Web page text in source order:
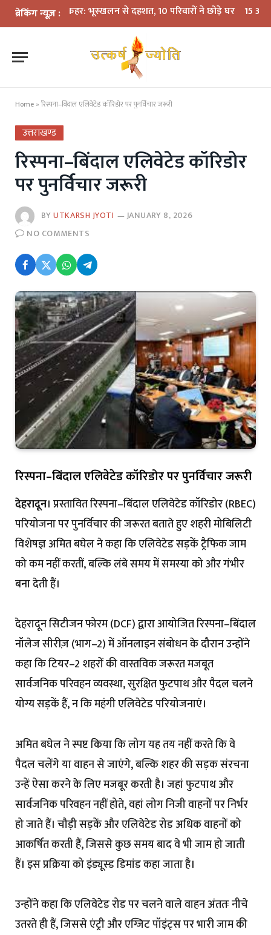
ब्रेकिंग न्यूज़ :
का कहर: भूस्खलन से दहशत, 10 परिवारों ने छोड़े घर 15 अगस्त तक
Home »रिस्पना–बिंदाल एलिवेटेड कॉरिडोर पर पुनर्विचार जरूरी
उत्तराखण्ड
रिस्पना–बिंदाल एलिवेटेड कॉरिडोर
पर पुनर्विचार जरूरी
BYUTKARSH JYOTI
JANUARY 8, 2026
NO COMMENTS
रिस्पना–बिंदाल एलिवेटेड कॉरिडोर पर पुनर्विचार जरूरी
देहरादून। प्रस्तावित रिस्पना–बिंदाल एलिवेटेड कॉरिडोर (RBEC)
परियोजना पर पुनर्विचार की जरूरत बताते हुए शहरी मोबिलिटी
विशेषज्ञ अमित बघेल ने कहा कि एलिवेटेड सड़कें ट्रैफिक जाम
को कम नहीं करतीं, बल्कि लंबे समय में समस्या को और गंभीर
बना देती हैं।
देहरादून सिटीजन फोरम (DCF) द्वारा आयोजित रिस्पना–बिंदाल
नॉलेज सीरीज़ (भाग–2) में ऑनलाइन संबोधन के दौरान उन्होंने
कहा कि टियर–2 शहरों की वास्तविक जरूरत मजबूत
सार्वजनिक परिवहन व्यवस्था, सुरक्षित फुटपाथ और पैदल चलने
योग्य सड़कें हैं, न कि महंगी एलिवेटेड परियोजनाएं।
अमित बघेल ने स्पष्ट किया कि लोग यह तय नहीं करते कि वे
पैदल चलेंगे या वाहन से जाएंगे, बल्कि शहर की सड़क संरचना
उन्हें ऐसा करने के लिए मजबूर करती है। जहां फुटपाथ और
सार्वजनिक परिवहन नहीं होते, वहां लोग निजी वाहनों पर निर्भर
हो जाते हैं। चौड़ी सड़कें और एलिवेटेड रोड अधिक वाहनों को
आकर्षित करती हैं, जिससे कुछ समय बाद वे भी जाम हो जाती
हैं। इस प्रक्रिया को इंड्यूस्ड डिमांड कहा जाता है।
उन्होंने कहा कि एलिवेटेड रोड पर चलने वाले वाहन अंततः नीचे
उतरते ही हैं, जिससे एंट्री और एग्जिट पॉइंट्स पर भारी जाम की